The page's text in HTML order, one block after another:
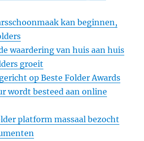
kan beginnen,
waardering van huis aan huis
groeit
op Beste Folder Awards
wordt besteed aan online
platform massaal bezocht